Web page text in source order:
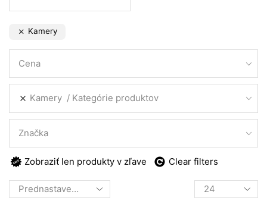
Kamery
Cena
Kamery Kategórie produktov
Značka
Zobraziť len produkty v zľave Clear filters
Products
per